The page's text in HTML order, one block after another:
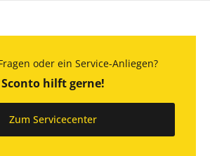
oder ein Service-Anliegen?
Sconto hilft gerne!
Zum Servicecenter